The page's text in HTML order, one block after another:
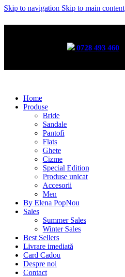
Skip to navigation Skip to main content
0728 493 460
Home
Produse
Bride
Sandale
Pantofi
Flats
Ghete
Cizme
Special Edition
Produse unicat
Accesorii
Men
By Elena PopNou
Sales
Summer Sales
Winter Sales
Best Sellers
Livrare imediată
Card Cadou
Despre noi
Contact